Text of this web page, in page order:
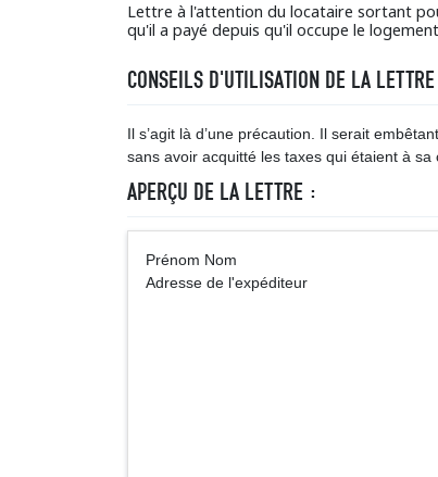
Lettre à l'attention du locataire sortant
qu'il a payé depuis qu'il occupe le
CONSEILS D'UTILISATION DE LA
Il s’agit là d’une précaution. Il serait
sans avoir acquitté les taxes qui étaient à sa
APERÇU DE LA LETTRE :
Prénom
Adresse de l'expéditeur
Nom
Adresse